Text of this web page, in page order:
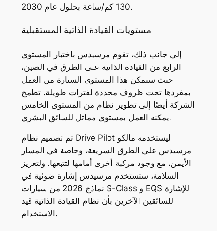
130 كم/ساعة بحلول عام 2030.
مستويات القيادة الذاتية المستقبلية
إلى جانب ذلك، تقوم مرسيدس باختبار المستوى
الرابع من القيادة الذاتية على الطرق في الصين،
حيث سيمكن هذا المستوى السيارة من العمل
بمفردها تحت ظروف محددة لفترات طويلة. تطمح
الشركة أيضًا إلى تطوير نظام من المستوى الخامس
يمكنه العمل بمستوى مماثل للسائق البشري.
تم تصميم نظام Drive Pilot ليستخدمه مالكو
مرسيدس على الطرق السريعة، وخاصة في المسار
الأيمن، مع وجود مركبة أخرى أمامها لتتبعها. ولتعزيز
السلامة، ستستخدم مرسيدس إشارة ضوئية في
نماذج 2026 من سيارات S-Class و EQS للإشارة
للسائقين الآخرين بأن نظام القيادة الذاتية قيد
الاستخدام.